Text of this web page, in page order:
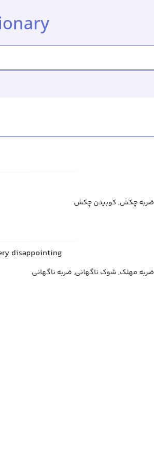
ضربه چکش, کوبیدن چکش
disappointing
ضربه مهلک, شوک ناگهانی, ضربه ناگهانی